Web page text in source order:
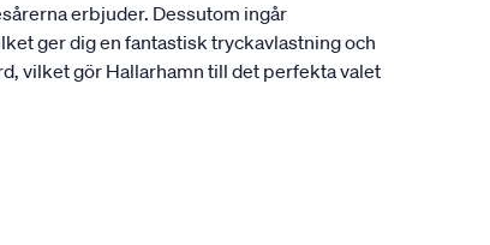
erbjuder. Dessutom ingår
ger dig en fantastisk tryckavlastning och
vilket gör Hallarhamn till det perfekta valet